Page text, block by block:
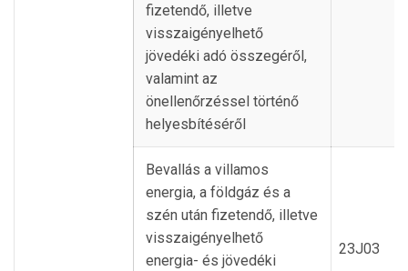
fizetendő, illetve
visszaigényelhető
jövedéki adó összegéről,
valamint az
önellenőrzéssel történő
helyesbítéséről
Bevallás a villamos
energia, a földgáz és a
szén után fizetendő, illetve
visszaigényelhető
energia- és jövedéki
23J03